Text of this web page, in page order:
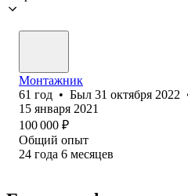
Монтажник
61 год • Был 31 октября 2022
15 января 2021
100 000 ₽
Общий опыт
24 года 6 месяцев